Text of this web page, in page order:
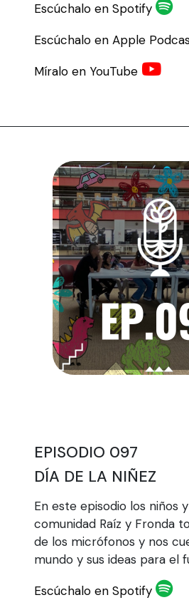
Escúchalo en Spotify
Escúchalo en Apple
Míralo en YouTube
EPISODIO 097
DÍA DE LA NIÑEZ
En este episodio los niños
comunidad Raíz y Fronda
de los micrófonos y nos
mundo y sus ideas para el
Escúchalo en Spotify